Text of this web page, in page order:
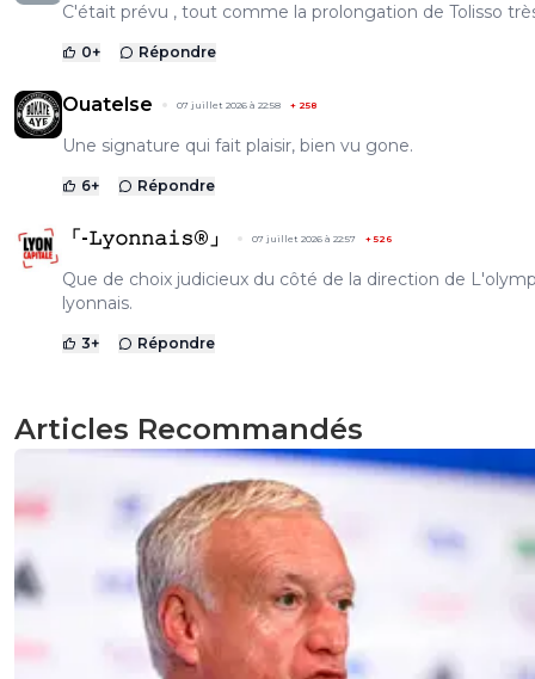
C'était prévu , tout comme la prolongation de Tolisso
0+ Répondre
Ouatelse 07 juillet 2026 à 22:58 + 258
Une signature qui fait plaisir, bien vu gone.
6+ Répondre
「-𝙻𝚢𝚘𝚗𝚗𝚊𝚒𝚜®」 07 juillet 2026 à 22:57 +526
Que de choix judicieux du côté de la direction de
lyonnais.
3+ Répondre
Articles Recommandés